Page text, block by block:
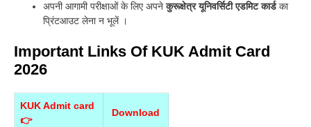
अपनी आगामी परीक्षाओं के लिए अपनेकुरूक्षेत्र यूनिवर्सिटी एडमिट कार्डका
प्रिंटआउट लेना न भूलें ।
Important Links Of KUK Admit Card
2026
KUK Admit card
👉
Download